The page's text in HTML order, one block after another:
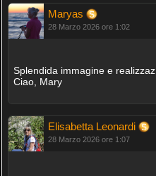
Maryas
28 Marzo 2026 ore 1:02
Splendida immagine e
Ciao, Mary
Elisabetta Leonardi
28 Marzo 2026 ore 1:07